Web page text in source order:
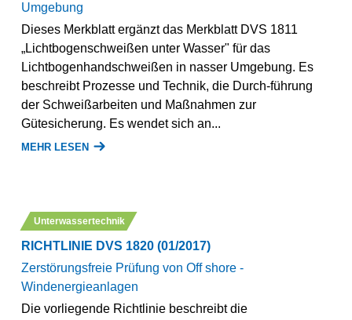
Umgebung
Dieses Merkblatt ergänzt das Merkblatt DVS 1811
„Lichtbogenschweißen unter Wasser" für das
Lichtbogenhandschweißen in nasser Umgebung. Es
beschreibt Prozesse und Technik, die Durch-führung
der Schweißarbeiten und Maßnahmen zur
Gütesicherung. Es wendet sich an...
MEHR LESEN
Unterwassertechnik
RICHTLINIE DVS 1820 (01/2017)
Zerstörungsfreie Prüfung von Off shore -
Windenergieanlagen
Die vorliegende Richtlinie beschreibt die